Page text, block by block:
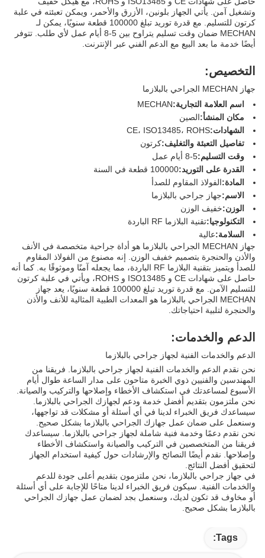
وتشغيل آمن. يأتي الجهاز بلونين، الأزرق والأحمر، ويمكن تعبئته في علبة
كرتون للتسليم. مع قدرة توريد تبلغ 100000 قطعة سنويًا، يمكن لـ
MECHAN ضمان وقت تسليم يتراوح بين 5-8 أيام عمل لأي طلب. تتوفر
أيضًا خدمة ما بعد البيع مع الدعم الفني عبر الإنترنت.
التخصيص:
جهاز MECHAN الجراحي بالبلازما
اسم العلامة التجارية:MECHAN
مكان المنشأ:الصين
الشهادات:CE، ISO13485، ROHS
تفاصيل التعبئة والتغليف:كرتون
وقت التسليم:5-8 أيام عمل
القدرة على التوريد:100000 قطعة في السنة
المادة:الفولاذ المقاوم للصدأ
الاسم:جهاز جراحي بالبلازما
الوزن:خفيف الوزن
التكنولوجيا:تقنية البلازما RF الباردة
السلامة:عالية
جهاز MECHAN الجراحي بالبلازما هو أداة جراحية متخصصة في الأنف
والأذن والحنجرة بتصميم خفيف الوزن. إنه مصنوع من الفولاذ المقاوم
للصدأ ويتميز بتقنية البلازما RF الباردة، مما يجعله آمنًا وموثوقًا به. كما أنه
حاصل على شهادات CE و ISO13485 و ROHS، ويأتي في علبة كرتون
للتسليم الآمن. مع قدرة توريد تبلغ 100000 قطعة سنويًا، يعد جهاز
MECHAN الجراحي بالبلازما هو المعدات الطبية المثالية للأنف والأذن
والحنجرة لتلبية احتياجاتك.
الدعم والخدمات:
الدعم والخدمات الفنية لجهاز جراحي بالبلازما
نحن نقدم الدعم والخدمات الفنية لجهاز جراحي بالبلازما. فريقنا من
المهندسين والفنيين ذوي الخبرة متاحون على مدار الساعة طوال أيام
الأسبوع لمساعدتك في استكشاف الأخطاء وإصلاحها والتركيب والصيانة.
نحن ملتزمون بتقديم أفضل خدمة ودعم لجهازك الجراحي بالبلازما.
سيساعدك فريق الخبراء لدينا في أي أسئلة أو مشكلات قد تواجهها،
وسنعمل على ضمان عمل جهازك الجراحي بالبلازما بشكل صحيح.
نحن نقدم دعمًا وخدمة فنية شاملة لجهاز جراحي بالبلازما. سيساعدك
فريقنا من المتخصصين في التركيب والصيانة واستكشاف الأخطاء
وإصلاحها. نقدم أيضًا النصائح والإرشادات حول كيفية استخدام الجهاز
لتحقيق أفضل النتائج.
في جهاز جراحي بالبلازما، نحن ملتزمون بتقديم أعلى جودة للدعم
والخدمات الفنية. سيكون فريق الخبراء لدينا متاحًا للإجابة على أي أسئلة
أو مخاوف قد تكون لديك، وسنعمل بجد لضمان عمل جهازك الجراحي
بالبلازما بشكل صحيح.
Tags: